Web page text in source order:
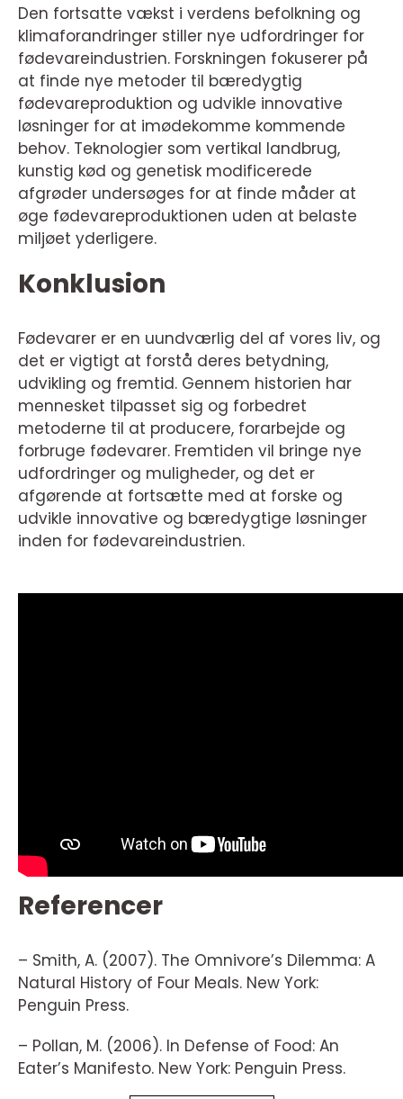
Den fortsatte vækst i verdens befolkning og
klimaforandringer stiller nye udfordringer for
fødevareindustrien. Forskningen fokuserer på
at finde nye metoder til bæredygtig
fødevareproduktion og udvikle innovative
løsninger for at imødekomme kommende
behov. Teknologier som vertikal landbrug,
kunstig kød og genetisk modificerede
afgrøder undersøges for at finde måder at
øge fødevareproduktionen uden at belaste
miljøet yderligere.
Konklusion
Fødevarer er en uundværlig del af vores liv, og
det er vigtigt at forstå deres betydning,
udvikling og fremtid. Gennem historien har
mennesket tilpasset sig og forbedret
metoderne til at producere, forarbejde og
forbruge fødevarer. Fremtiden vil bringe nye
udfordringer og muligheder, og det er
afgørende at fortsætte med at forske og
udvikle innovative og bæredygtige løsninger
inden for fødevareindustrien.
Referencer
– Smith, A. (2007). The Omnivore’s Dilemma: A
Natural History of Four Meals. New York:
Penguin Press.
– Pollan, M. (2006). In Defense of Food: An
Eater’s Manifesto. New York: Penguin Press.